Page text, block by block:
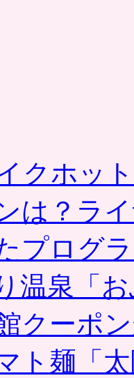
クホッ
は？ラ
プログ
温泉「
クーポ
ト麺「